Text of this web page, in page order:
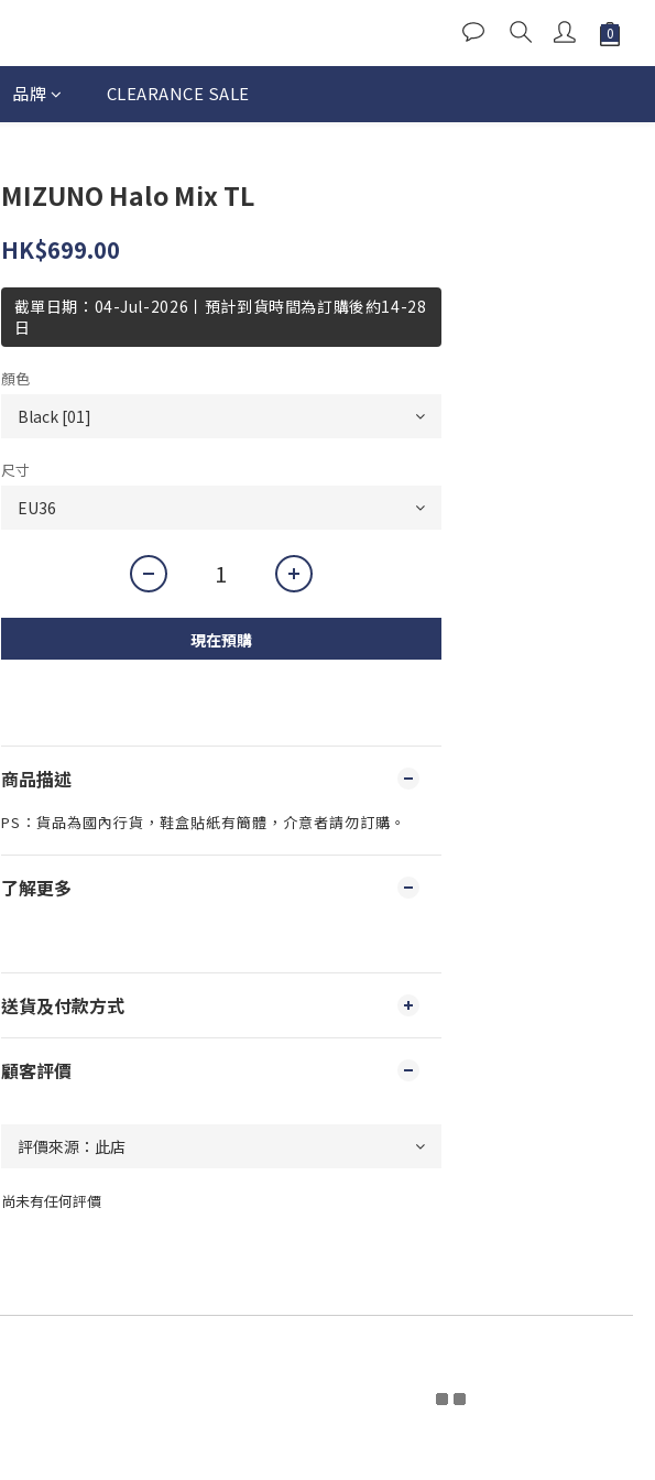
品牌 CLEARANCE SALE
MIZUNO Halo Mix TL
HK$699.00
截單日期：04-Jul-2026丨預計到貨時間為訂購後約14-28
日
顏色
尺寸
現在預購
商品描述
PS：貨品為國內行貨，鞋盒貼紙有簡體，介意者請勿訂購。
了解更多
送貨及付款方式
顧客評價
尚未有任何評價